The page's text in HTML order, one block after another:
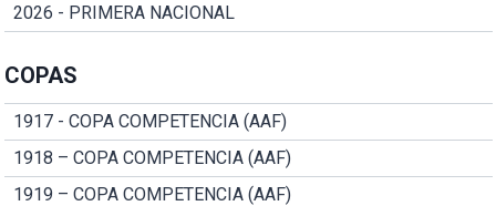
2026 - PRIMERA NACIONAL
COPAS
1917 - COPA COMPETENCIA (AAF)
1918 – COPA COMPETENCIA (AAF)
1919 – COPA COMPETENCIA (AAF)